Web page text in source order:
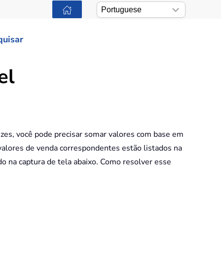
você pode precisar somar valores com base em
de venda correspondentes estão listados na
captura de tela abaixo. Como resolver esse